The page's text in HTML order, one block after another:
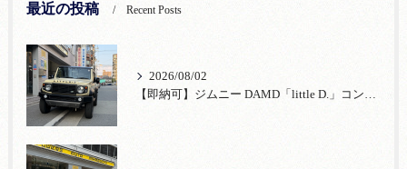
最近の投稿 Recent Posts
2026/08/02
【即納可】ジムニー DAMD「little D.」コンプリート！登録済未使用車あり